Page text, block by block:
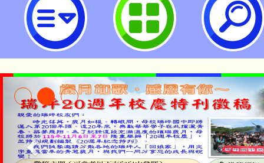
學)-桃園市立瑞坪國民中學